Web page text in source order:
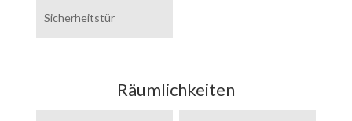
Sicherheitstür
Räumlichkeiten